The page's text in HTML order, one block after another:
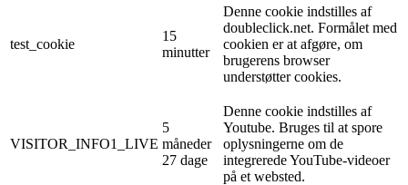
test_cookie
15
minutter
Denne cookie indstilles af
doubleclick.net. Formålet med
cookien er at afgøre, om
brugerens browser
understøtter cookies.
VISITOR_INFO1_LIVE
5
måneder
27 dage
Denne cookie indstilles af
Youtube. Bruges til at spore
oplysningerne om de
integrerede YouTube-videoer
på et websted.